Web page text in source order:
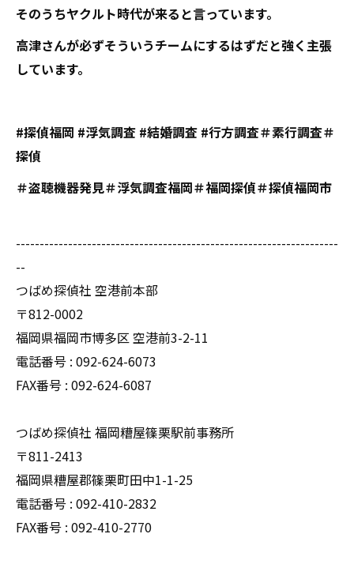
そのうちヤクルト時代が来ると言っています。
高津さんが必ずそういうチームにするはずだと強く主張
しています。
#探偵福岡 #浮気調査 #結婚調査 #行方調査＃素行調査＃
探偵
＃盗聴機器発見＃浮気調査福岡＃福岡探偵＃探偵福岡市
--------------------------------------------------------------------
--
つばめ探偵社 空港前本部
〒812-0002
福岡県福岡市博多区 空港前3-2-11
電話番号 : 092-624-6073
FAX番号 : 092-624-6087
つばめ探偵社 福岡糟屋篠栗駅前事務所
〒811-2413
福岡県糟屋郡篠栗町田中1-1-25
電話番号 : 092-410-2832
FAX番号 : 092-410-2770